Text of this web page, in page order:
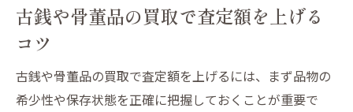
古銭や骨董品の買取で査定額を上げる
コツ
古銭や骨董品の買取で査定額を上げるには、まず品物の
希少性や保存状態を正確に把握しておくことが重要で